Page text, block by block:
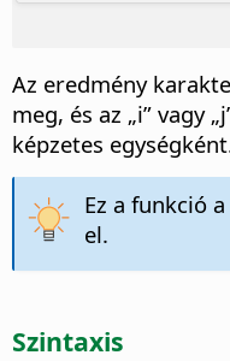
Az eredmény
meg, és az „i” vagy
képzetes
Ez a funkció
el.
Szintaxis